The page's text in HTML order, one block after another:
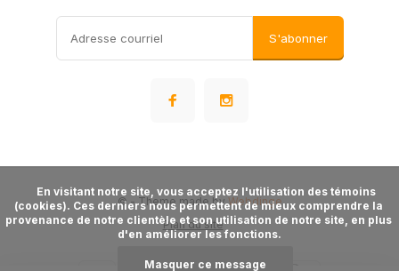
S'abonner
Plan du site
©- Theme made byWebdinge
(cookies). Ces derniers nous permettent de mieux comprendre la
provenance de notre clientèle et son utilisation de notre site, en plus
d'en améliorer les fonctions.
Masquer ce message